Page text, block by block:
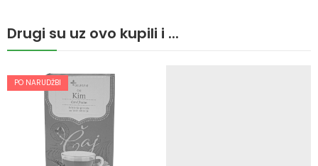
Drugi su uz ovo kupili i ...
PO NARUDŽBI